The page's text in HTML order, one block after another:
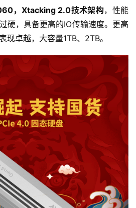
，Xtacking 2.0技术架构，性能
硬，具备更高的IO传输速度。更高
现卓越，大容量1TB、2TB。